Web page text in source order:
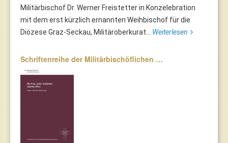
Militärbischof Dr. Werner Freistetter in Konzelebration
mit dem erst kürzlich ernannten Weihbischof für die
Diözese Graz-Seckau, Militäroberkurat... Weiterlesen
Schriftenreihe der Militärbischöflichen …